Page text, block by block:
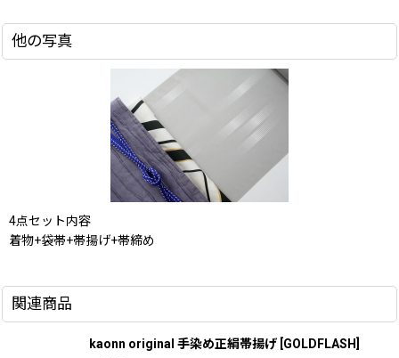
他の写真
4点セット内容
着物+袋帯+帯揚げ+帯締め
関連商品
kaonn original 手染め正絹帯揚げ GOLDFLASH